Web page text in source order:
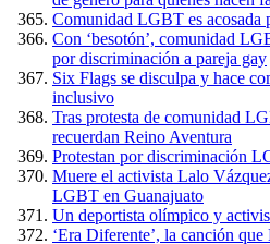
Comunidad LGBT es acosada
Con ‘besotón’, comunidad
por discriminación a pareja gay
Six Flags se disculpa y hace
inclusivo
Tras protesta de comunidad
recuerdan Reino Aventura
Protestan por discriminación
Muere el activista Lalo
LGBT en Guanajuato
Un deportista olímpico y
‘Era Diferente’, la canción